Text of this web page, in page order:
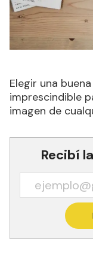
Elegir una
imprescindible
imagen de
Recibí